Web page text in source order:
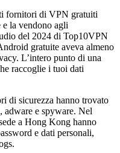
fornitori di VPN gratuiti
la vendono agli
del 2024 di Top10VPN
gratuite aveva almeno
L’intero punto di una
raccoglie i tuoi dati
di sicurezza hanno trovato
e spyware. Nel
a Hong Kong hanno
e dati personali,